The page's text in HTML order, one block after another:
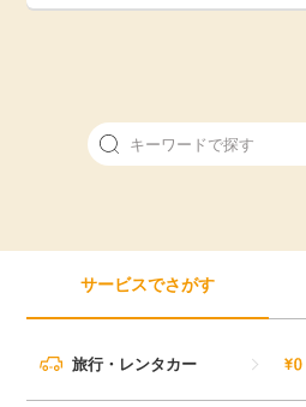
ゲーム
モニター
ポイ活お得情報
買取・査定
進学・教育
美容・健康
月額有料サービス
サービスでさがす
旅行・レンタカー